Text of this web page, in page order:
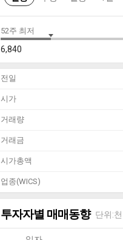
52주 최저
6,840
전일
시가
거래량
거래금
시가총액
업종(WICS)
투자자별 매매동향 단위: